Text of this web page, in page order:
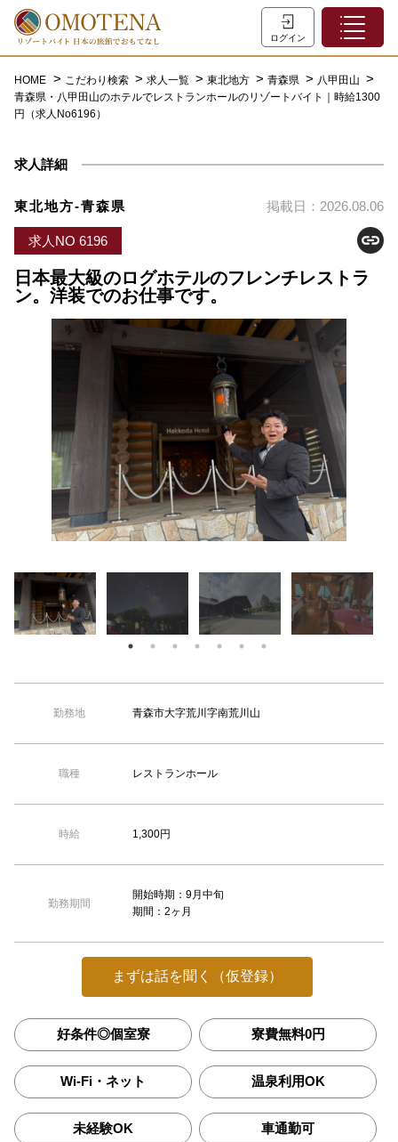
ログイン
ホーム
特集一覧
初めての方へ
お問い合わせ
よくあるご質問
会員登録
LINEでログイン
0120-932-959
【TEL受付】9:30～18:00 土日・祝日定休
HOME こだわり検索 求人一覧 東北地方 青森県
八甲田山
青森県・八甲田山のホテルでレストランホールのリゾートバイト｜時給1300
円（求人No6196）
求人詳細
東北地方-青森県 掲載日：2026.08.06
求人NO 6196
日本最大級のログホテルのフレンチレストラ
ン。洋装でのお仕事です。
勤務地 青森市大字荒川字南荒川山
職種 レストランホール
時給 1,300円
勤務期間
開始時期：9月中旬
期間：2ヶ月
まずは話を聞く（仮登録）
好条件◎個室寮 寮費無料0円
Wi-Fi・ネット 温泉利用OK
未経験OK 車通勤可